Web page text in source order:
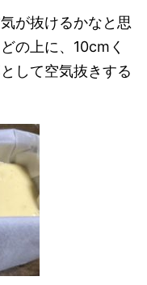
が抜けるかなと思
の上に、10cmく
して空気抜きする